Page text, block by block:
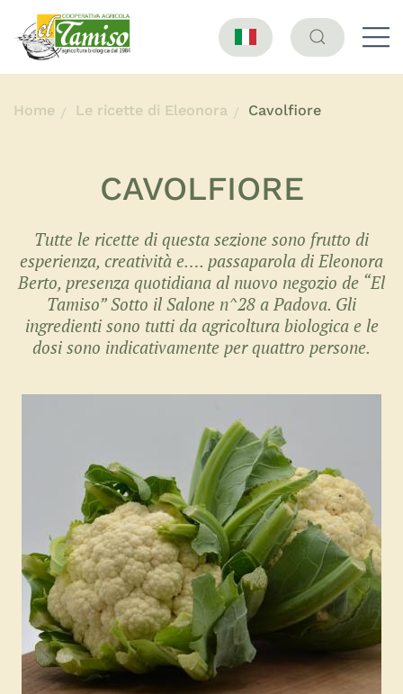
Home Le ricette di Eleonora Cavolfiore
CAVOLFIORE
Tutte le ricette di questa sezione sono frutto di
esperienza, creatività e…. passaparola di Eleonora
Berto, presenza quotidiana al nuovo negozio de “El
Tamiso” Sotto il Salone n^28 a Padova. Gli
ingredienti sono tutti da agricoltura biologica e le
dosi sono indicativamente per quattro persone.